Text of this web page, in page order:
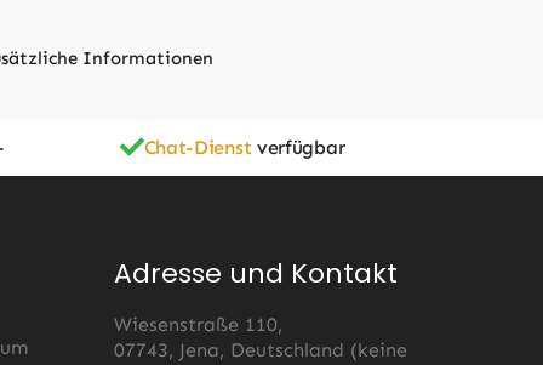
Informationen
Chat-Dienstverfügbar
Adresse und Kontakt
Wiesenstraße 110,
07743, Jena, Deutschland (keine